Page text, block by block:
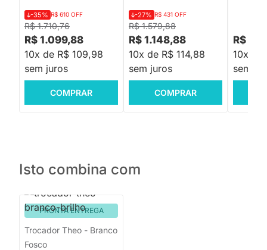
R$ 1.710,76
-35% R$ 610 OFF
R$ 1.099,88
10x de R$ 109,98
sem juros
COMPRAR
R$ 1.579,88
-27% R$ 431 OFF
R$ 1.148,88
10x de R$ 114,88
sem juros
COMPRAR
R$
10x de
sem
Isto combina com
PRONTA ENTREGA
Trocador Theo - Branco
Fosco